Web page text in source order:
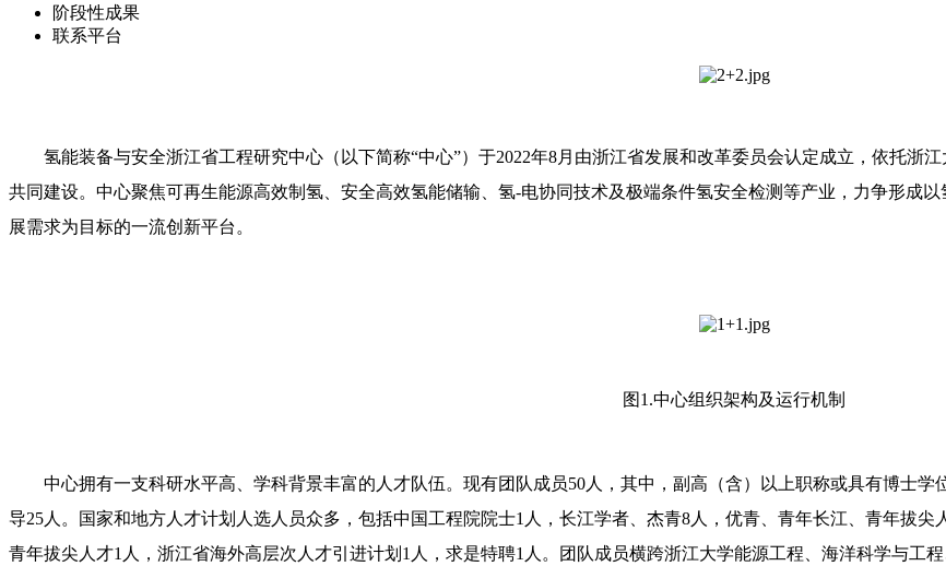
阶段性成果
联系平台
氢能装备与安全浙江省工程研究中心（以下简称“中心”）于2022年8月由浙江省发展和改革委员会认定成立，依托浙
共同建设。中心聚焦可再生能源高效制氢、安全高效氢能储输、氢-电协同技术及极端条件氢安全检测等产业，力争形成
展需求为目标的一流创新平台。
图1.中心组织架构及运行机制
中心拥有一支科研水平高、学科背景丰富的人才队伍。现有团队成员50人，其中，副高（含）以上职称或具有博士
导25人。国家和地方人才计划人选人员众多，包括中国工程院院士1人，长江学者、杰青8人，优青、青年长江、青年拔尖
青年拔尖人才1人，浙江省海外高层次人才引进计划1人，求是特聘1人。团队成员横跨浙江大学能源工程、海洋科学与工